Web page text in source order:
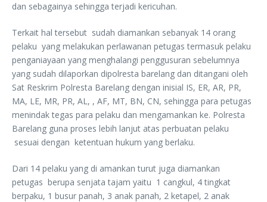
dan sebagainya sehingga terjadi kericuhan.
Terkait hal tersebut sudah diamankan sebanyak 14 orang
pelaku yang melakukan perlawanan petugas termasuk pelaku
penganiayaan yang menghalangi penggusuran sebelumnya
yang sudah dilaporkan dipolresta barelang dan ditangani oleh
Sat Reskrim Polresta Barelang dengan inisial IS, ER, AR, PR,
MA, LE, MR, PR, AL, , AF, MT, BN, CN, sehingga para petugas
menindak tegas para pelaku dan mengamankan ke. Polresta
Barelang guna proses lebih lanjut atas perbuatan pelaku
sesuai dengan ketentuan hukum yang berlaku.
Dari 14 pelaku yang di amankan turut juga diamankan
petugas berupa senjata tajam yaitu 1 cangkul, 4 tingkat
berpaku, 1 busur panah, 3 anak panah, 2 ketapel, 2 anak